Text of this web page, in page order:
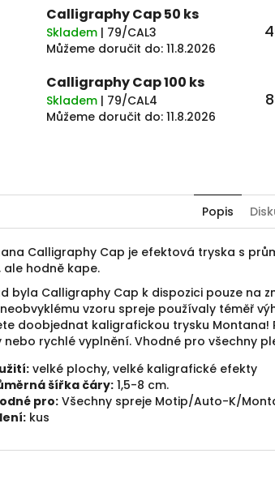
Calligraphy Cap 50 ks
Skladem | 79/CAL3
Můžeme doručit do: 11.8.2026
Calligraphy Cap 100 ks
Skladem | 79/CAL4
Můžeme doručit do: 11.8.2026
Popis
Calligraphy Cap je efektová tryska s
ale hodně kape.
byla Calligraphy Cap k dispozici pouze na
vzoru spreje používaly téměř
doobjednat kaligrafickou trysku Montana!
nebo rychlé vyplnění. Vhodné pro všechny
velké plochy, velké kaligrafické efekty
šířka čáry:1,5-8 cm.
pro: Všechny spreje Motip/Auto-K/
kus